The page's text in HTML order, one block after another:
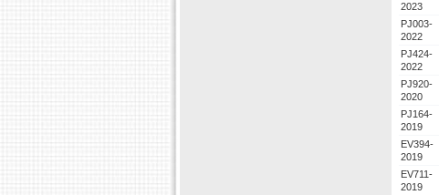
2023
PJ003-
2022
PJ424-
2022
PJ920-
2020
PJ164-
2019
EV394-
2019
EV711-
2019